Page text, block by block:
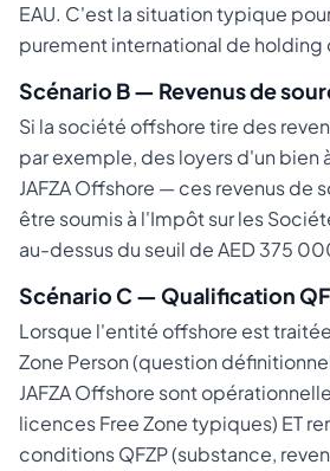
EAU. C'est la situation typique
purement international de holding
Scénario B — Revenus de
Si la société offshore tire des
par exemple, des loyers d'un bien
JAFZA Offshore — ces revenus de
être soumis à l'Impôt sur les
au-dessus du seuil de AED 375
Scénario C — Qualification
Lorsque l'entité offshore est
Zone Person (question
JAFZA Offshore sont
licences Free Zone typiques) ET
conditions QFZP (substance,